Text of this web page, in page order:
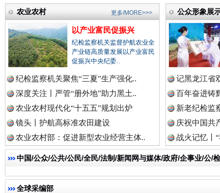
雄关漫道展新颜 “
农业农村
以产业富民促振兴
纪检监察机关监督护航农业全
产业链高质量发展以产业富民
促振兴中央纪委..
纪检监察机关聚焦“三夏”生产强化..
深度关注丨严管“册外地”助力黑土..
农业农村现代化“十五五”规划出炉
镜头丨护航高标准农田建设
农业农村部：促进新型农业经营主体..
更多/MORE>>> 公众形象展
记黑龙江省
百年奋进铸
新老纪检监
庆祝中国共
战火记忆丨
中国/公众/公共/公民/全民/法制/新闻网与媒体/政府/企事业/公/
全球采编部